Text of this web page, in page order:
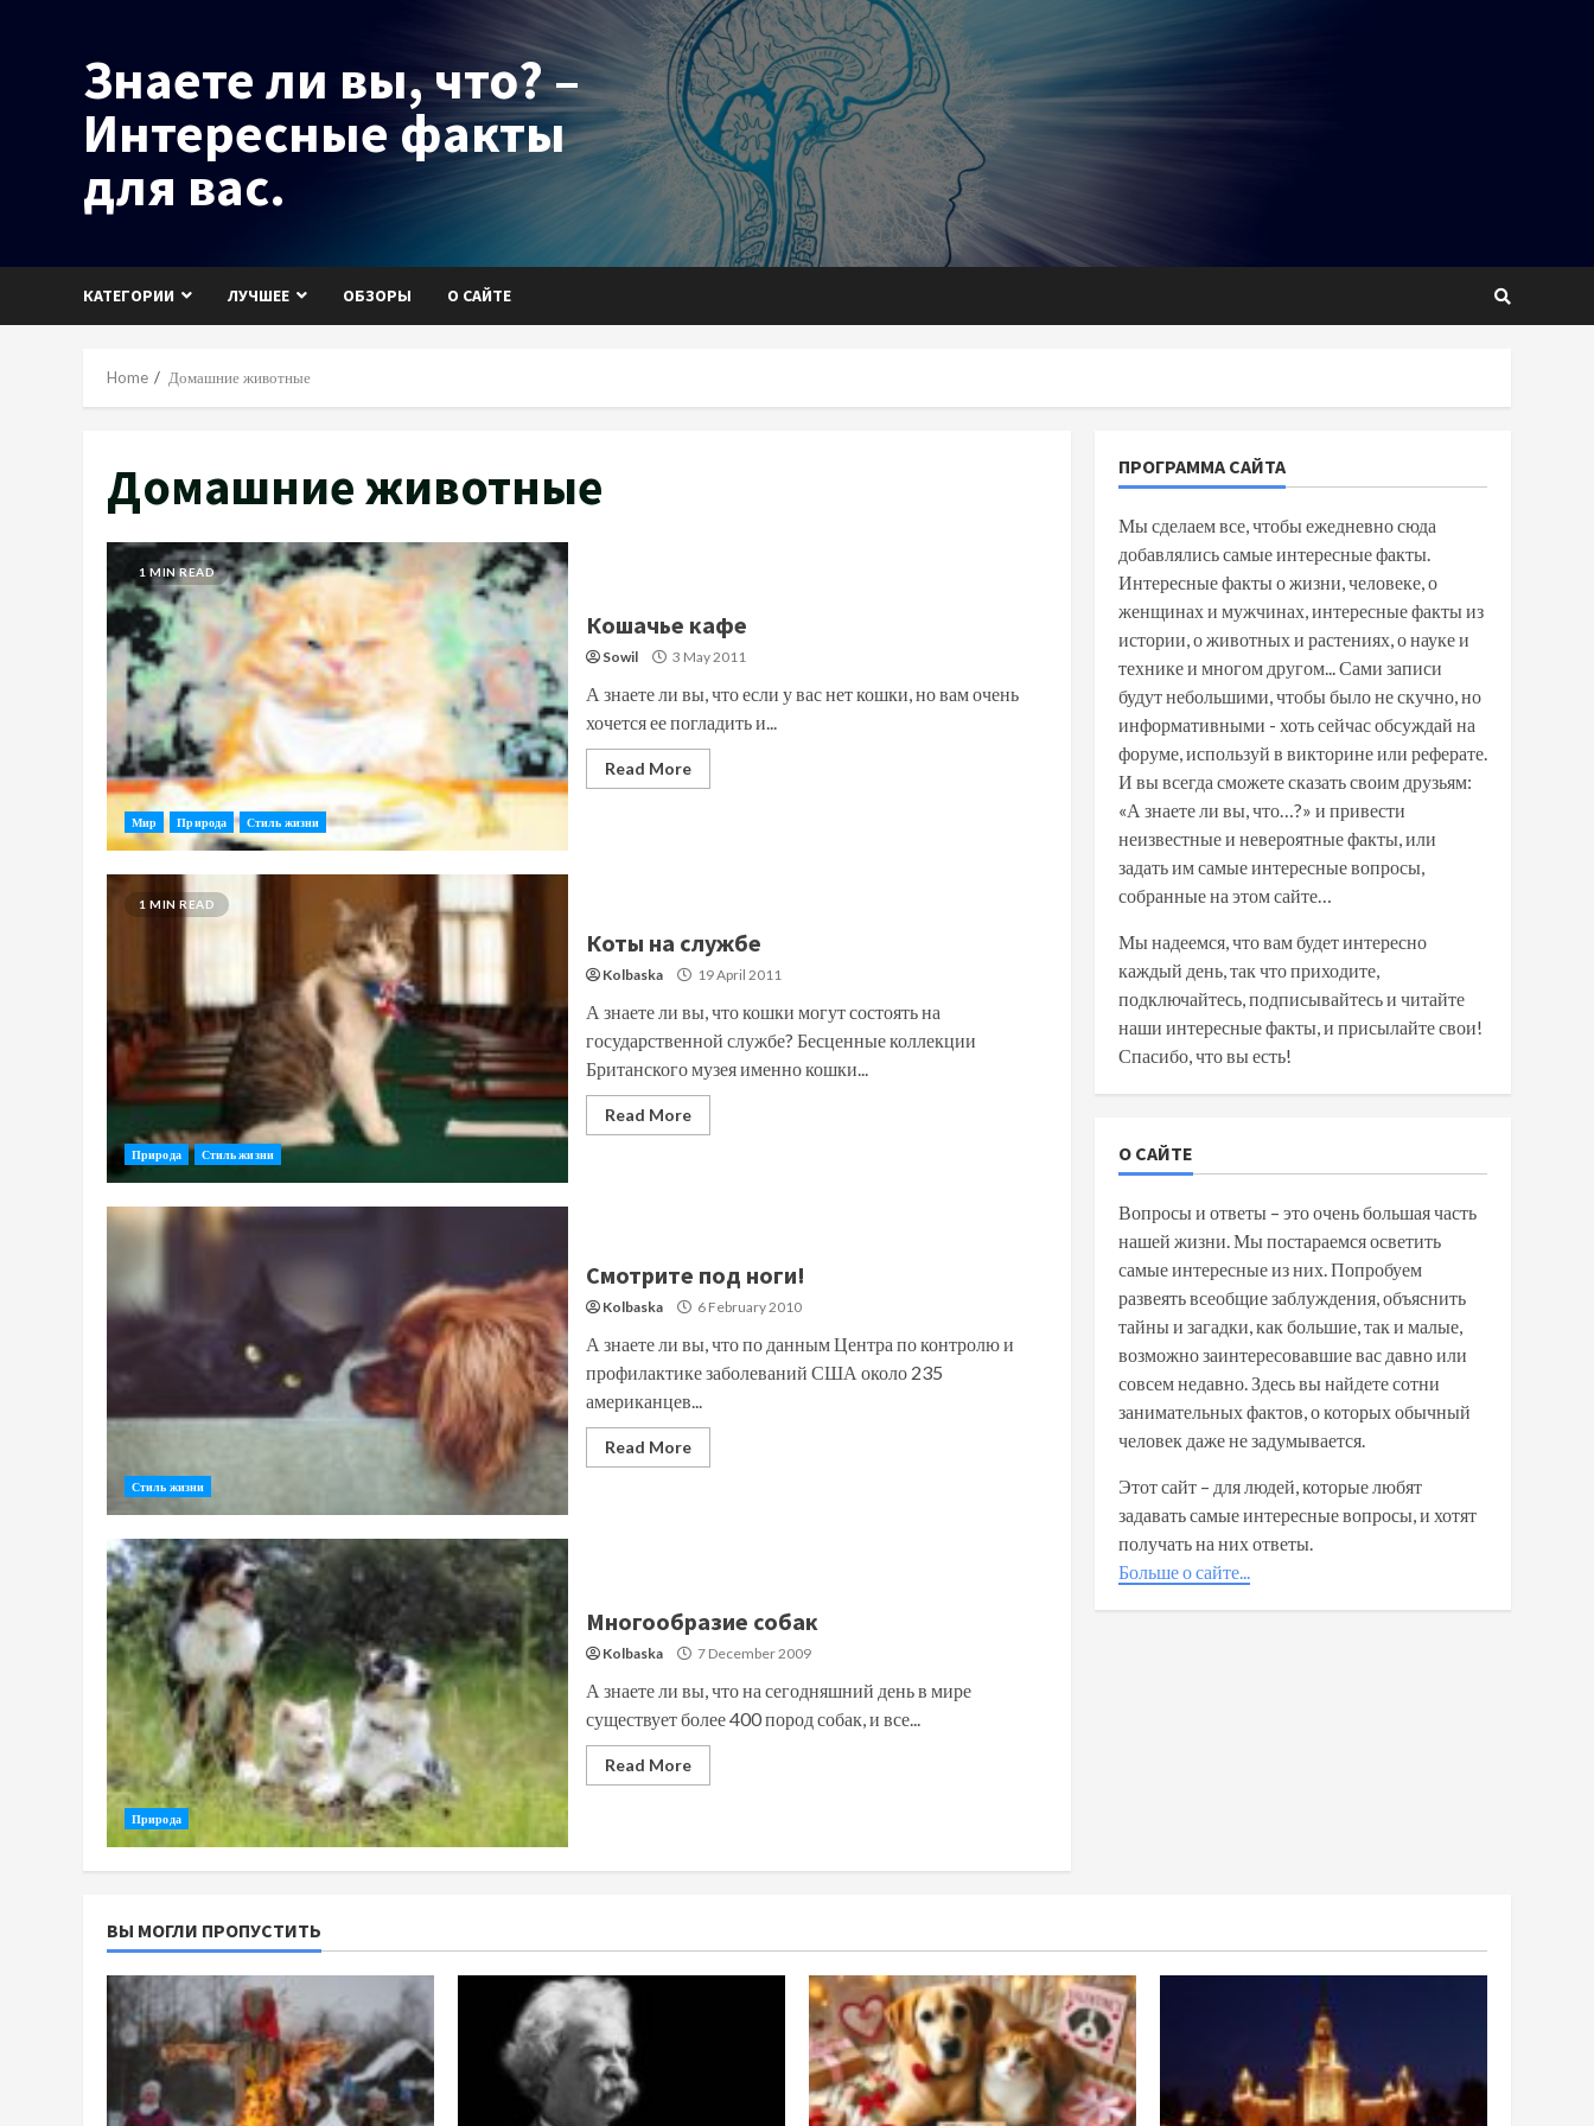
Знаете ли вы, что? –
Интересные факты
для вас.
КАТЕГОРИИ ЛУЧШЕЕ ОБЗОРЫ О САЙТЕ
Home Домашние животные
Домашние животные
1 MIN READ
Мир Природа Стиль жизни
Кошачье кафе
Sowil 3 May 2011
А знаете ли вы, что если у вас нет кошки, но вам очень
хочется ее погладить и...
Read More
1 MIN READ
Природа Стиль жизни
Коты на службе
Kolbaska 19 April 2011
А знаете ли вы, что кошки могут состоять на
государственной службе? Бесценные коллекции
Британского музея именно кошки...
Read More
Стиль жизни
Смотрите под ноги!
Kolbaska 6 February 2010
А знаете ли вы, что по данным Центра по контролю и
профилактике заболеваний США около 235
американцев...
Read More
Природа
Многообразие собак
Kolbaska 7 December 2009
А знаете ли вы, что на сегодняшний день в мире
существует более 400 пород собак, и все...
Read More
ПРОГРАММА САЙТА
Мы сделаем все, чтобы ежедневно сюда
добавлялись самые интересные факты.
Интересные факты о жизни, человеке, о
женщинах и мужчинах, интересные факты из
истории, о животных и растениях, о науке и
технике и многом другом... Сами записи
будут небольшими, чтобы было не скучно, но
информативными - хоть сейчас обсуждай на
форуме, используй в викторине или реферате.
И вы всегда сможете сказать своим друзьям:
«А знаете ли вы, что…?» и привести
неизвестные и невероятные факты, или
задать им самые интересные вопросы,
собранные на этом сайте…
Мы надеемся, что вам будет интересно
каждый день, так что приходите,
подключайтесь, подписывайтесь и читайте
наши интересные факты, и присылайте свои!
Спасибо, что вы есть!
О САЙТЕ
Вопросы и ответы – это очень большая часть
нашей жизни. Мы постараемся осветить
самые интересные из них. Попробуем
развеять всеобщие заблуждения, объяснить
тайны и загадки, как большие, так и малые,
возможно заинтересовавшие вас давно или
совсем недавно. Здесь вы найдете сотни
занимательных фактов, о которых обычный
человек даже не задумывается.
Этот сайт – для людей, которые любят
задавать самые интересные вопросы, и хотят
получать на них ответы.
Больше о сайте...
ВЫ МОГЛИ ПРОПУСТИТЬ